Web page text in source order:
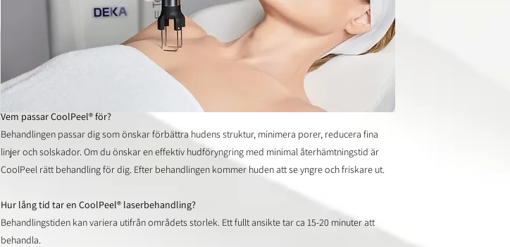
Vem passar CoolPeel® för?
Behandlingen passar dig som önskar förbättra hudens struktur, minimera porer, reducera fina
linjer och solskador. Om du önskar en effektiv hudföryngring med minimal återhämtningstid är
CoolPeel rätt behandling för dig. Efter behandlingen kommer huden att se yngre och friskare ut.
Hur lång tid tar en CoolPeel® laserbehandling?
Behandlingstiden kan variera utifrån områdets storlek. Ett fullt ansikte tar ca 15-20 minuter att
behandla.